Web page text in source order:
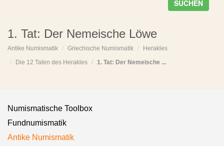
SUCHEN
1. Tat: Der Nemeische Löwe
Antike Numismatik Griechische Numismatik
Herakles
Die 12 Taten des Herakles
1. Tat: Der Nemeische ...
Numismatische Toolbox
Fundnumismatik
Antike Numismatik